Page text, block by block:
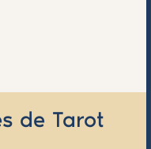
de Tarot